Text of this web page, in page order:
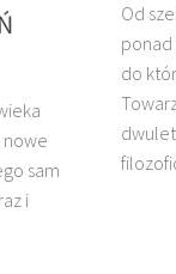
nowe
sam
i
Od
ponad
do